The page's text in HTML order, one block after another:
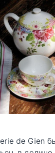
de Gien